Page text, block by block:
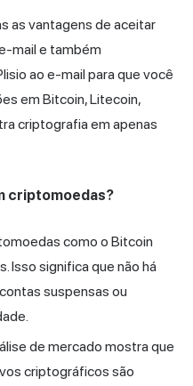
as vantagens de aceitar
mail e também
ao e-mail para que você
em Bitcoin, Litecoin,
criptografia em apenas
criptomoedas?
como o Bitcoin
Isso significa que não há
suspensas ou
de mercado mostra que
criptográficos são